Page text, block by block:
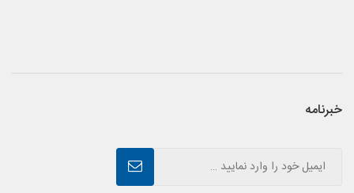
خبرنامه